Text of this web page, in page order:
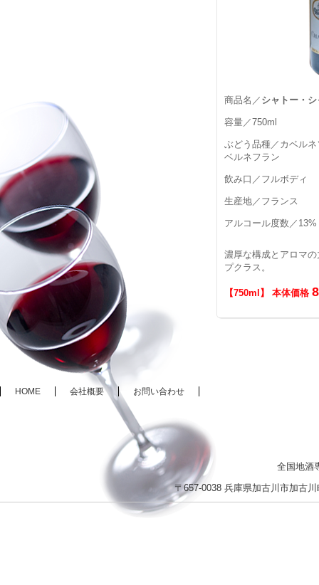
商品名／ シャトー・
容量／750ml
ぶどう品種／カベル
ベルネフラン
飲み口／フルボディ
生産地／フランス
アルコール度数／13%
濃厚な構成とアロマ
プクラス。
【750ml】 本体価格
HOME 会社概要 お問い合わせ
全国地酒
〒657-0038 兵庫県加古川市加古